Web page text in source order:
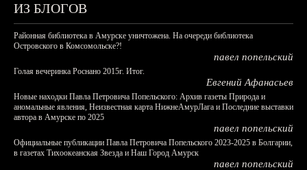
ИЗ БЛОГОВ
Районная библиотека в Амурске уничтожена. На очереди библиотека
Островского в Комсомольске?!
павел попельский
Голая вечеринка Роснано 2015г. Итог.
Евгений Афанасьев
Новые находки Павла Петровича Попельского: Архив газеты Природа и
аномальные явления, Неизвестная карта НижнеАмурЛага и Последние выставки
автора в Амурске по 2025
павел попельский
Официальные публикации Павла Петровича Попельского 2023-2025 в Болгарии,
в газетах Тихоокеанская Звезда и Наш Город Амурск
павел попельский